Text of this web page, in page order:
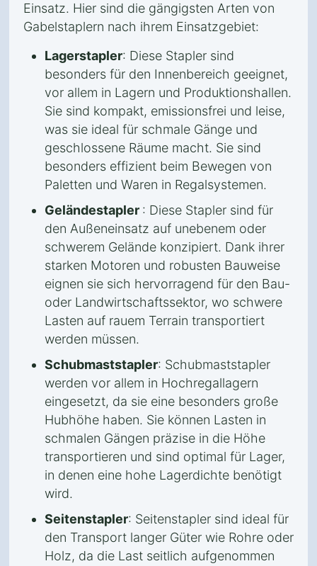
Einsatz. Hier sind die gängigsten Arten von
Gabelstaplern nach ihrem Einsatzgebiet:
Lagerstapler: Diese Stapler sind
besonders für den Innenbereich geeignet,
vor allem in Lagern und Produktionshallen.
Sie sind kompakt, emissionsfrei und leise,
was sie ideal für schmale Gänge und
geschlossene Räume macht. Sie sind
besonders effizient beim Bewegen von
Paletten und Waren in Regalsystemen.
Geländestapler : Diese Stapler sind für
den Außeneinsatz auf unebenem oder
schwerem Gelände konzipiert. Dank ihrer
starken Motoren und robusten Bauweise
eignen sie sich hervorragend für den Bau-
oder Landwirtschaftssektor, wo schwere
Lasten auf rauem Terrain transportiert
werden müssen.
Schubmaststapler: Schubmaststapler
werden vor allem in Hochregallagern
eingesetzt, da sie eine besonders große
Hubhöhe haben. Sie können Lasten in
schmalen Gängen präzise in die Höhe
transportieren und sind optimal für Lager,
in denen eine hohe Lagerdichte benötigt
wird.
Seitenstapler: Seitenstapler sind ideal für
den Transport langer Güter wie Rohre oder
Holz, da die Last seitlich aufgenommen